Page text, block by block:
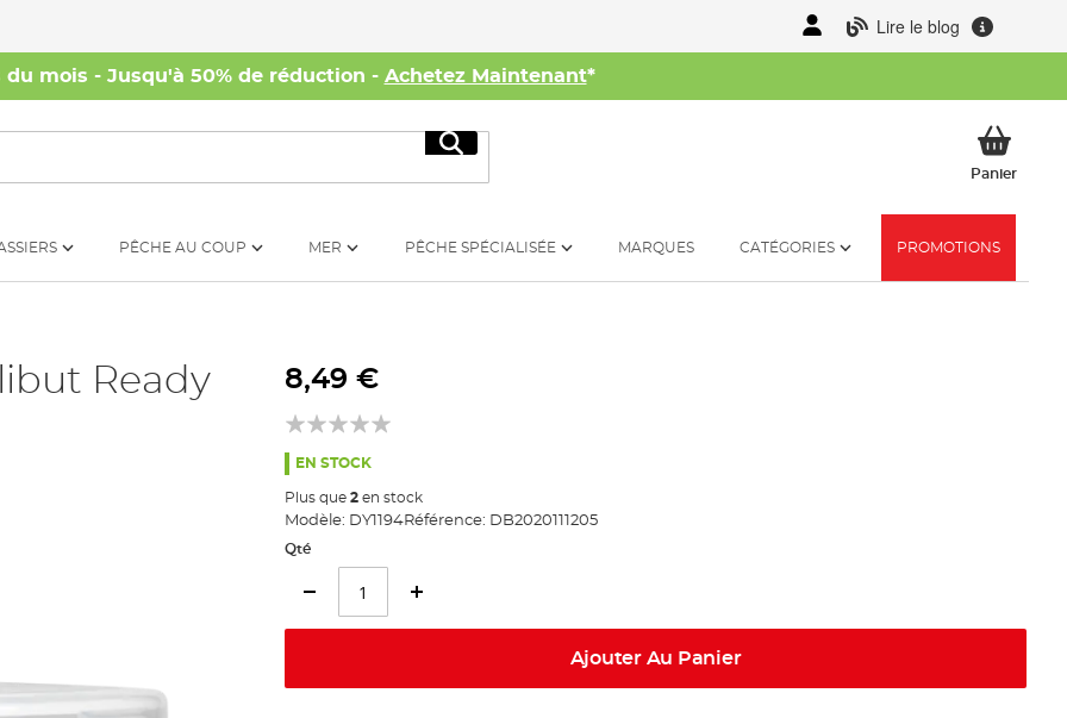
Lire le blog
du mois - Jusqu'à 50% de réduction - Achetez Maintenant*
Rechercher
PanierMon
PÊCHE AU COUP MER PÊCHE SPÉCIALISÉE MARQUES CATÉGORIES PROMOTIONS
Ready
8,49 €
EN STOCK
Plus que 2en stock
Modèle: DY1194Référence: DB2020111205
Qté
Ajouter Au Panier